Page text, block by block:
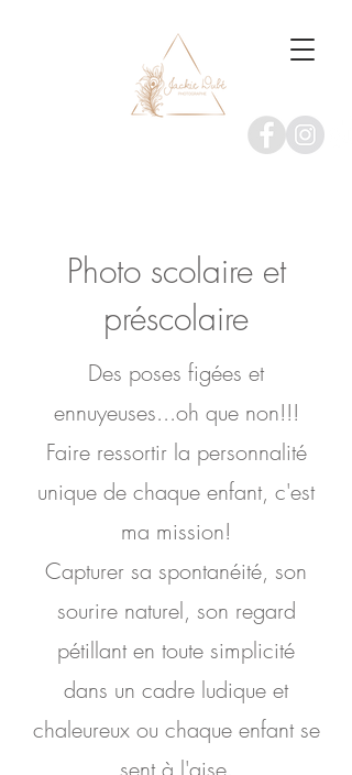
Photo scolaire et
préscolaire
Des poses figées et
ennuyeuses...oh que non!!!
Faire ressortir la personnalité
unique de chaque enfant, c'est
ma mission!
Capturer sa spontanéité, son
sourire naturel, son regard
pétillant en toute simplicité
dans un cadre ludique et
chaleureux ou chaque enfant se
sent à l'aise.